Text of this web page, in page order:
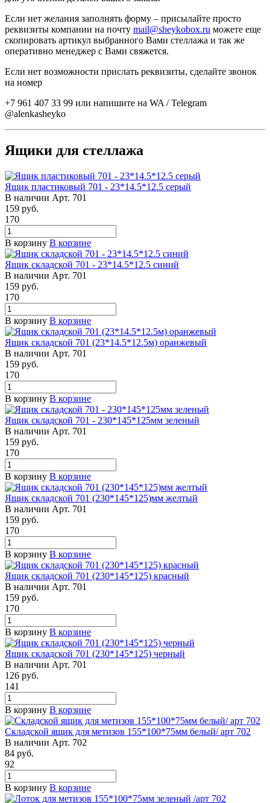
Если нет желания заполнять форму – присылайте просто
реквизиты компании на почту mail@sheykobox.ru можете еще
скопировать артикул выбранного Вами стеллажа и так же
оперативно менеджер с Вами свяжется.
Если нет возможности прислать реквизиты, сделайте звонок
на номер
+7 961 407 33 99 или напишите на WA / Telegram
@alenkasheyko
Ящики для стеллажа
Ящик пластиковый 701 - 23*14.5*12.5 серый
В наличии Арт. 701
159 руб.
170
В корзину В корзине
Ящик складской 701 - 23*14.5*12.5 синий
В наличии Арт. 701
159 руб.
170
В корзину В корзине
Ящик складской 701 (23*14.5*12.5м) оранжевый
В наличии Арт. 701
159 руб.
170
В корзину В корзине
Ящик складской 701 - 230*145*125мм зеленый
В наличии Арт. 701
159 руб.
170
В корзину В корзине
Ящик складской 701 (230*145*125)мм желтый
В наличии Арт. 701
159 руб.
170
В корзину В корзине
Ящик складской 701 (230*145*125) красный
В наличии Арт. 701
159 руб.
170
В корзину В корзине
Ящик складской 701 (230*145*125) черный
В наличии Арт. 701
126 руб.
141
В корзину В корзине
Складской ящик для метизов 155*100*75мм белый/ арт 702
В наличии Арт. 702
84 руб.
92
В корзину В корзине